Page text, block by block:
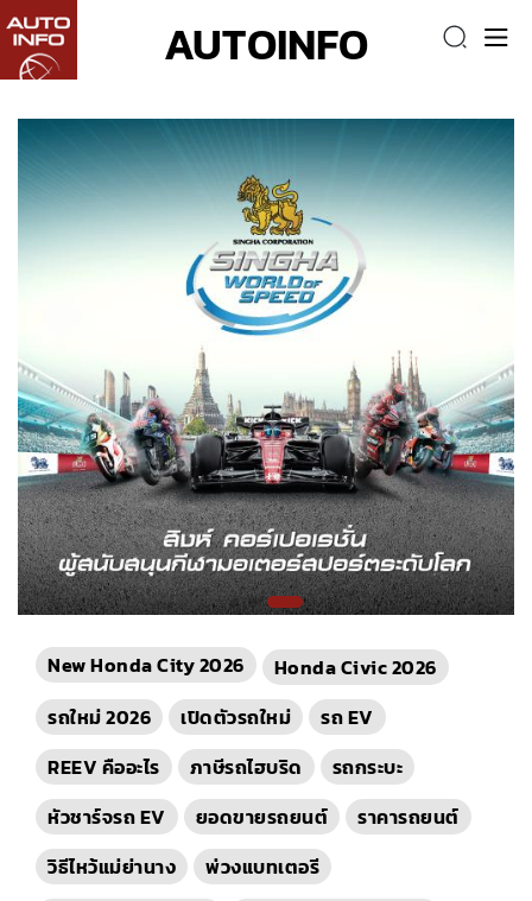
AUTOINFO
New Honda City 2026
Honda Civic 2026
รถใหม่ 2026
เปิดตัวรถใหม่
รถ EV
REEV คืออะไร
ภาษีรถไฮบริด
รถกระบะ
หัวชาร์จรถ EV
ยอดขายรถยนต์
ราคารถยนต์
วิธีไหว้แม่ย่านาง
พ่วงแบทเตอรี